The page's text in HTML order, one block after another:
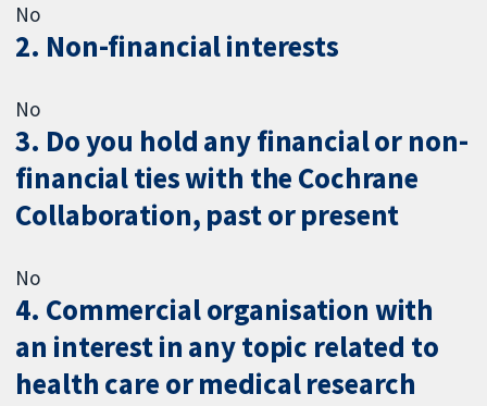
No
2. Non-financial interests
No
3. Do you hold any financial or non-
financial ties with the Cochrane
Collaboration, past or present
No
4. Commercial organisation with
an interest in any topic related to
health care or medical research